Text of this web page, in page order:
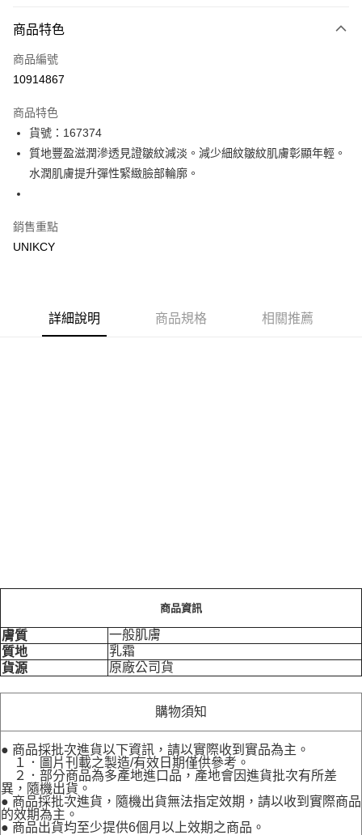
icash Pay
信用卡一次付款
LINE Pay
Apple Pay
悠遊付
Google Pay
7-11取貨付款［需3-5個工作天不含預購商品］
每筆NT$70，滿NT$499(含以上)免運費
商品特色
商品編號
10914867
商品特色
貨號：167374
質地豐盈滋潤滲透見證皺紋減淡。減少細紋皺紋肌膚彰顯年輕。
水潤肌膚提升彈性緊緻臉部輪廓。
銷售重點
UNIKCY
詳細說明 商品規格 相關推薦
商品資訊
膚質
一般肌膚
質地
乳霜
貨源
原廠公司貨
購物須知
● 商品採批次進貨以下資訊，請以實際收到實品為主。
１．圖片刊載之製造/有效日期僅供參考。
２．部分商品為多產地進口品，產地會因進貨批次有所差
異，隨機出貨。
● 商品採批次進貨，隨機出貨無法指定效期，請以收到實際商品
的效期為主。
● 商品出貨均至少提供6個月以上效期之商品。